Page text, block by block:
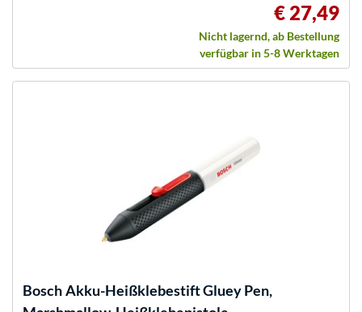
€ 27,49
Nicht lagernd, ab Bestellung
verfügbar in 5-8 Werktagen
BoschAkku-Heißklebestift Gluey Pen,